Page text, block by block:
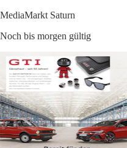
MediaMarkt Saturn
Noch bis morgen gültig